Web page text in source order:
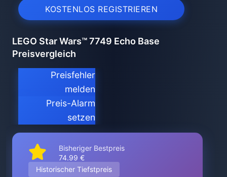
KOSTENLOS REGISTRIEREN
LEGO Star Wars™ 7749 Echo Base
Preisvergleich
Preisfehler
melden
Preis-Alarm
setzen
Bisheriger Bestpreis
74.99 €
Historischer Tiefstpreis